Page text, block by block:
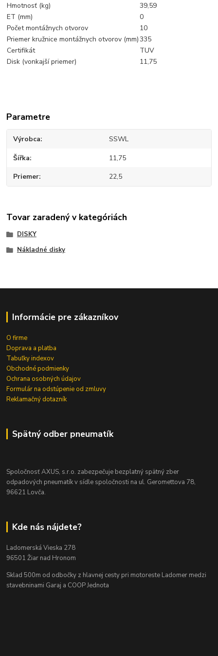
Hmotnosť (kg)
39,59
ET (mm)
0
Počet montážnych otvorov
10
Priemer kružnice montážnych otvorov (mm)335
Certifikát
TUV
Disk (vonkajší priemer)
11,75
Parametre
Výrobca SSWL
Šířka 11,75
Priemer 22,5
Tovar zaradený v kategóriách
DISKY
Nákladné disky
Informácie pre zákazníkov
O firme
Doprava a platba
Tabuľky indexov
Obchodné podmienky
Ochrana osobných údajov
Formulár na odstúpenie od zmluvy
Reklamačný dotazník
Spätný odber pneumatík
Spoločnosť AXUS, s.r.o. zabezpečuje bezplatný spätný zber
odpadových pneumatík v sídle spoločnosti na ul. Geromettova 78,
96621 Lovča.
Kde nás nájdete?
Ladomerská Vieska 278
96501 Žiar nad Hronom
Sklad 500m od odbočky z hlavnej cesty pri motoreste Ladomer medzi
stavebninami Garaj a COOP Jednota